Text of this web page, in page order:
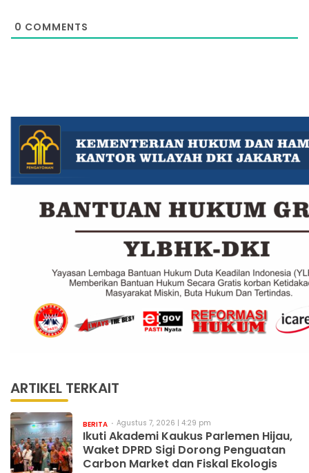
0 COMMENTS
ARTIKEL TERKAIT
BERITA Agustus 7, 2026 | 4:29 pm
Ikuti Akademi Kaukus Parlemen Hijau,
Waket DPRD Sigi Dorong Penguatan
Carbon Market dan Fiskal Ekologis